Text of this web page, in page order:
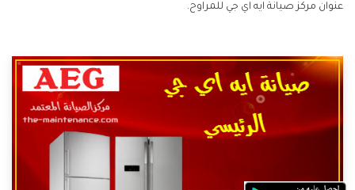
عنوان مركز صيانة ايه اي جي للمراوح.